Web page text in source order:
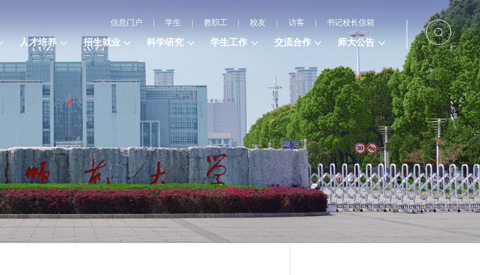
信息门户 | 学生 | 教职工 | 校友 | 访客 | 书记校长信箱
人才培养 招生就业 科学研究 学生工作 交流合作 师大公告